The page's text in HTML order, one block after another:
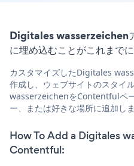
Digitales wasserzeichen
に埋め込むことがこれまで
カスタマイズしたDigitales
作成し、ウェブサイトのスタイ
wasserzeichenをContentfulペ
ー、または好きな場所に追加しま
How To Add a Digitales
Contentful: